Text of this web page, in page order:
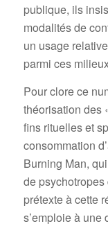
publique, ils
modalités de
un usage
parmi ces
Pour clore ce
théorisation des
fins rituelles et
consommation
Burning Man,
de
prétexte à cette
s’emploie à une